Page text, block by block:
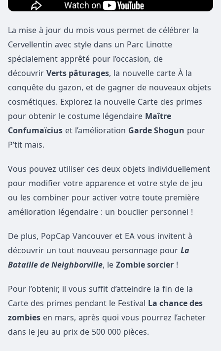
La mise à jour du mois vous permet de célébrer la
Cervellentin avec style dans un Parc Linotte
spécialement apprêté pour l’occasion, de
découvrir Verts pâturages, la nouvelle carte À la
conquête du gazon, et de gagner de nouveaux objets
cosmétiques. Explorez la nouvelle Carte des primes
pour obtenir le costume légendaire Maître
Confumaïcius et l’amélioration Garde Shogun pour
P’tit maïs.
Vous pouvez utiliser ces deux objets individuellement
pour modifier votre apparence et votre style de jeu
ou les combiner pour activer votre toute première
amélioration légendaire : un bouclier personnel !
De plus, PopCap Vancouver et EA vous invitent à
découvrir un tout nouveau personnage pour La
Bataille de Neighborville, le Zombie sorcier !
Pour l’obtenir, il vous suffit d’atteindre la fin de la
Carte des primes pendant le Festival La chance des
zombies en mars, après quoi vous pourrez l’acheter
dans le jeu au prix de 500 000 pièces.